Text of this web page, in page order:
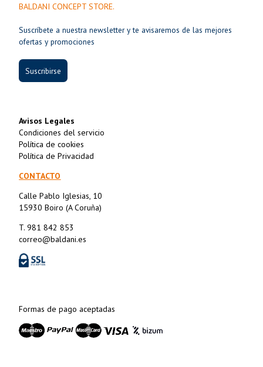
BALDANI CONCEPT STORE.
Suscríbete a nuestra newsletter y te avisaremos de las mejores
ofertas y promociones
Suscribirse
Avisos Legales
Condiciones del servicio
Política de cookies
Política de Privacidad
CONTACTO
Calle Pablo Iglesias, 10
15930 Boiro (A Coruña)
T. 981 842 853
correo@baldani.es
Formas de pago aceptadas